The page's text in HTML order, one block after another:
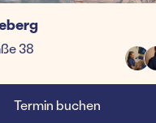
38
Termin buchen